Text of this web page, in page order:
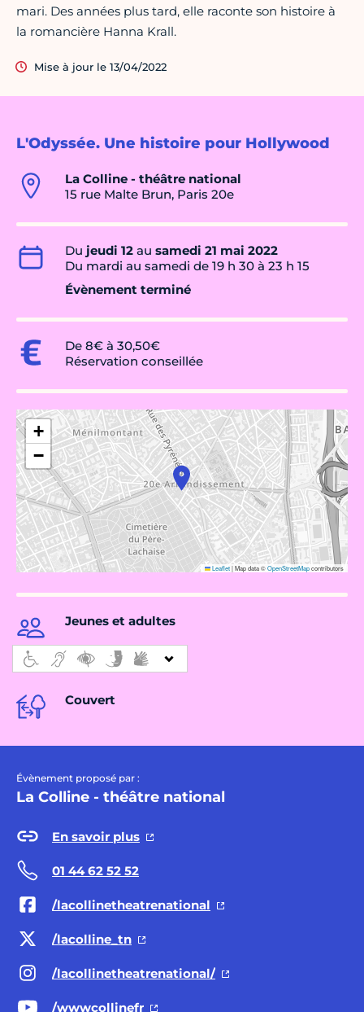
L'Odyssée. Une histoire pour Hollywood
La Colline - théâtre national
15 rue Malte Brun, Paris 20e
Du jeudi 12 au samedi 21 mai 2022
Du mardi au samedi de 19 h 30 à 23 h 15
Évènement terminé
De 8€ à 30,50€
Réservation conseillée
+
−
Leaflet|Map data ©OpenStreetMapcontributors
Jeunes et adultes
Couvert
Évènement proposé par :
La Colline - théâtre national
En savoir plus
01 44 62 52 52
/lacollinetheatrenational
/lacolline_tn
/lacollinetheatrenational/
/wwwcollinefr
mari. Des années plus tard, elle raconte son histoire à
la romancière Hanna Krall.
Mise à jour le 13/04/2022